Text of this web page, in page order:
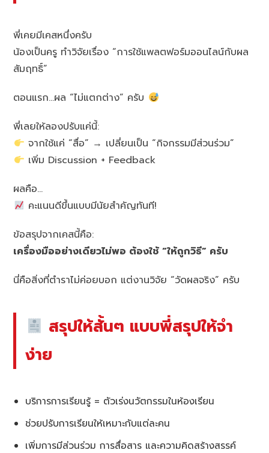
พี่เคยมีเคสหนึ่งครับ
น้องเป็นครู ทำวิจัยเรื่อง “การใช้แพลตฟอร์มออนไลน์กับผล
สัมฤทธิ์”
ตอนแรก…ผล “ไม่แตกต่าง” ครับ
พี่เลยให้ลองปรับแค่นี้:
จากใช้แค่ “สื่อ” → เปลี่ยนเป็น “กิจกรรมมีส่วนร่วม”
เพิ่ม Discussion + Feedback
ผลคือ…
คะแนนดีขึ้นแบบมีนัยสำคัญทันที!
ข้อสรุปจากเคสนี้คือ:
เครื่องมืออย่างเดียวไม่พอ ต้องใช้ “ให้ถูกวิธี” ครับ
นี่คือสิ่งที่ตำราไม่ค่อยบอก แต่งานวิจัย “วัดผลจริง” ครับ
สรุปให้สั้นๆ แบบพี่สรุปให้จำ
ง่าย
บริการการเรียนรู้ = ตัวเร่งนวัตกรรมในห้องเรียน
ช่วยปรับการเรียนให้เหมาะกับแต่ละคน
เพิ่มการมีส่วนร่วม การสื่อสาร และความคิดสร้างสรรค์